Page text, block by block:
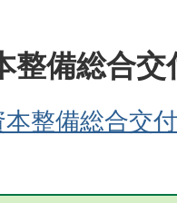
整備総合
本整備総合交